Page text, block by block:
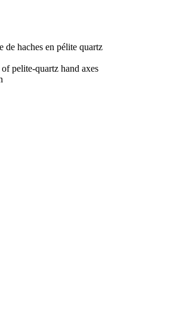
de haches en pélite quartz
pelite-quartz hand axes